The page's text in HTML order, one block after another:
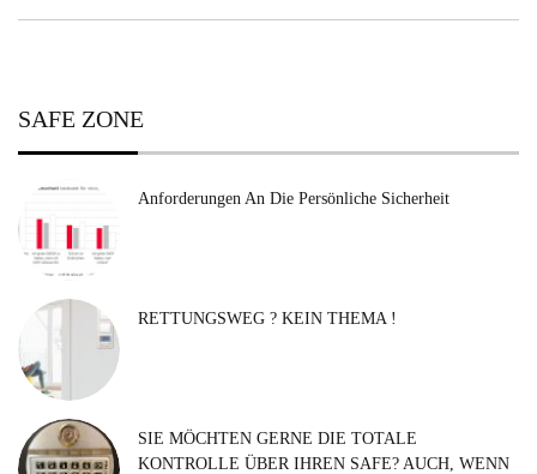
SAFE ZONE
Anforderungen An Die Persönliche Sicherheit
RETTUNGSWEG ? KEIN THEMA !
SIE MÖCHTEN GERNE DIE TOTALE
KONTROLLE ÜBER IHREN SAFE? AUCH, WENN